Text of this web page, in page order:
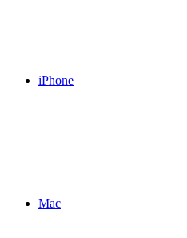
iPhone
Mac